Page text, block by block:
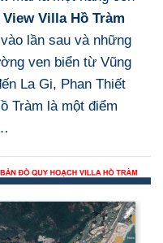
Villa Hồ Tràm
lần sau và những
ven biển từ Vũng
La Gi, Phan Thiết
Tràm là một điểm